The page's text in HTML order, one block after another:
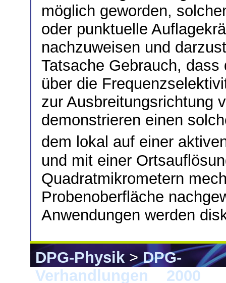
möglich geworden,
oder punktuelle
nachzuweisen und
Tatsache Gebrauch,
über die
zur Ausbreitungsrichtung
demonstrieren einen
dem lokal auf einer
und mit einer
Quadratmikrometern
Probenoberfläche
Anwendungen werden
DPG-Physik>DPG-
Verhandlungen
2000